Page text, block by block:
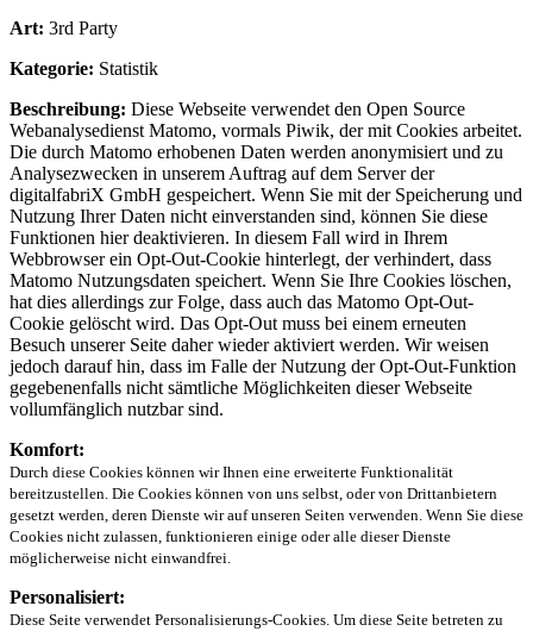
Art: 3rd Party
Kategorie: Statistik
Beschreibung: Diese Webseite verwendet den Open Source
Webanalysedienst Matomo, vormals Piwik, der mit Cookies arbeitet.
Die durch Matomo erhobenen Daten werden anonymisiert und zu
Analysezwecken in unserem Auftrag auf dem Server der
digitalfabriX GmbH gespeichert. Wenn Sie mit der Speicherung und
Nutzung Ihrer Daten nicht einverstanden sind, können Sie diese
Funktionen hier deaktivieren. In diesem Fall wird in Ihrem
Webbrowser ein Opt-Out-Cookie hinterlegt, der verhindert, dass
Matomo Nutzungsdaten speichert. Wenn Sie Ihre Cookies löschen,
hat dies allerdings zur Folge, dass auch das Matomo Opt-Out-
Cookie gelöscht wird. Das Opt-Out muss bei einem erneuten
Besuch unserer Seite daher wieder aktiviert werden. Wir weisen
jedoch darauf hin, dass im Falle der Nutzung der Opt-Out-Funktion
gegebenenfalls nicht sämtliche Möglichkeiten dieser Webseite
vollumfänglich nutzbar sind.
Komfort:
Durch diese Cookies können wir Ihnen eine erweiterte Funktionalität
bereitzustellen. Die Cookies können von uns selbst, oder von Drittanbietern
gesetzt werden, deren Dienste wir auf unseren Seiten verwenden. Wenn Sie diese
Cookies nicht zulassen, funktionieren einige oder alle dieser Dienste
möglicherweise nicht einwandfrei.
Personalisiert:
Diese Seite verwendet Personalisierungs-Cookies. Um diese Seite betreten zu